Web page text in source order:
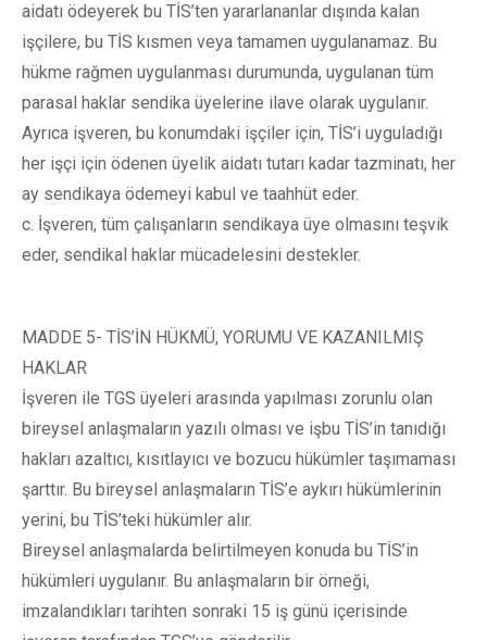
aidatı ödeyerek bu TİS’ten yararlananlar dışında kalan
işçilere, bu TİS kısmen veya tamamen uygulanamaz. Bu
hükme rağmen uygulanması durumunda, uygulanan tüm
parasal haklar sendika üyelerine ilave olarak uygulanır.
Ayrıca işveren, bu konumdaki işçiler için, TİS’i uyguladığı
her işçi için ödenen üyelik aidatı tutarı kadar tazminatı, her
ay sendikaya ödemeyi kabul ve taahhüt eder.
c. İşveren, tüm çalışanların sendikaya üye olmasını teşvik
eder, sendikal haklar mücadelesini destekler.
MADDE 5- TİS’İN HÜKMÜ, YORUMU VE KAZANILMIŞ
HAKLAR
İşveren ile TGS üyeleri arasında yapılması zorunlu olan
bireysel anlaşmaların yazılı olması ve işbu TİS’in tanıdığı
hakları azaltıcı, kısıtlayıcı ve bozucu hükümler taşımaması
şarttır. Bu bireysel anlaşmaların TİS’e aykırı hükümlerinin
yerini, bu TİS’teki hükümler alır.
Bireysel anlaşmalarda belirtilmeyen konuda bu TİS’in
hükümleri uygulanır. Bu anlaşmaların bir örneği,
imzalandıkları tarihten sonraki 15 iş günü içerisinde